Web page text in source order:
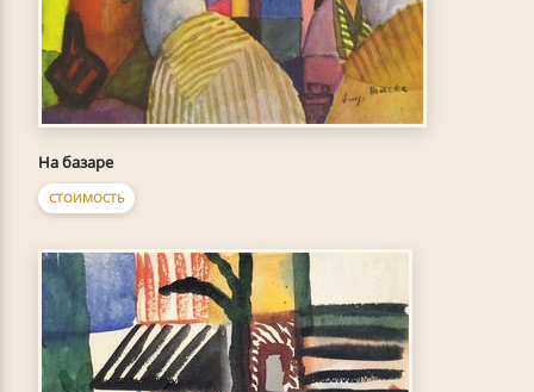
На базаре
СТОИМОСТЬ